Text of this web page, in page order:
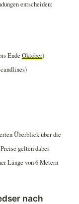
entscheiden:
Ende Oktober)
Überblick über die
gelten dabei
Länge von 6 Metern
nach